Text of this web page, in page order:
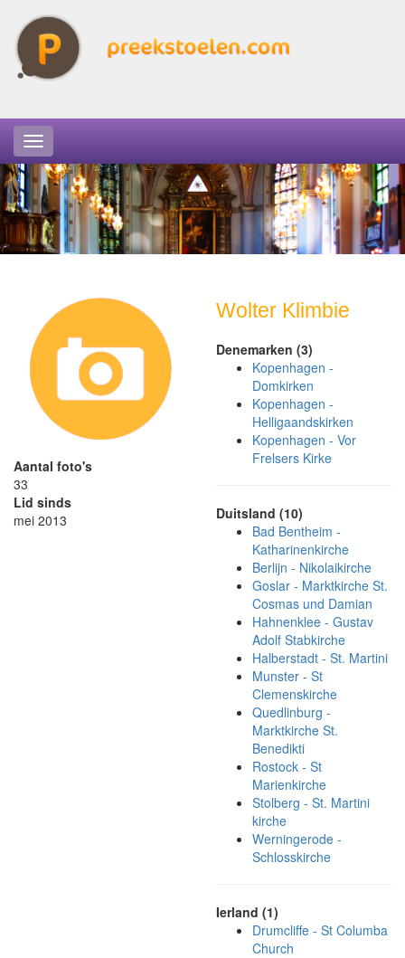
Aantal foto's
33
Lid sinds
mei 2013
Wolter Klimbie
Denemarken (3)
Kopenhagen -
Domkirken
Kopenhagen -
Helligaandskirken
Kopenhagen - Vor
Frelsers Kirke
Duitsland (10)
Bad Bentheim -
Katharinenkirche
Berlijn - Nikolaikirche
Goslar - Marktkirche St.
Cosmas und Damian
Hahnenklee - Gustav
Adolf Stabkirche
Halberstadt - St. Martini
Munster - St
Clemenskirche
Quedlinburg -
Marktkirche St.
Benedikti
Rostock - St
Marienkirche
Stolberg - St. Martini
kirche
Werningerode -
Schlosskirche
Ierland (1)
Drumcliffe - St Columba
Church